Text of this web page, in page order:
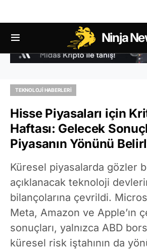
Ninja
TEKNOLOJI HABERLERI
Hisse Piyasaları için
Haftası: Gelecek
Piyasanın Yönünü
Küresel piyasalarda gözler
açıklanacak teknoloji
bilançolarına çevrildi.
Meta, Amazon ve Apple’ın
sonuçları, yalnızca ABD
küresel risk iştahının da